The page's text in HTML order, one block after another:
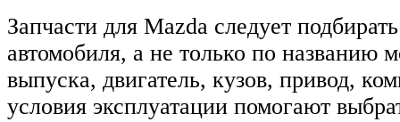
Запчасти для Mazda следует
автомобиля, а не только по названию
выпуска, двигатель, кузов, привод,
условия эксплуатации помогают